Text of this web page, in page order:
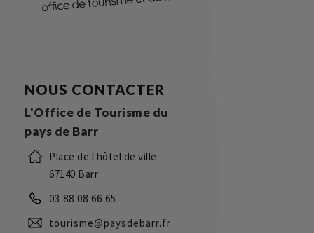
NOUS CONTACTER
L'Office de Tourisme du
pays de Barr
Place de l'hôtel de ville
67140 Barr
03 88 08 66 65
tourisme@paysdebarr.fr